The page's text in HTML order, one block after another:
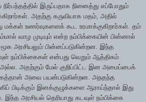
இருப்பதாக நினைத்து எப்போதும்
அதற்கு கருவியாக மதம், அதில்
மக்கள் உணர்வுகளைக் கூட உரமாக்குகிறார்கள். தம்
வாழ முடியும் என்ற நம்பிக்கையின் பின்னால்
அரசியலும் பின்னப்படுகின்றன. இந்த
நம்பிக்கைகள் என்பது வெறும் ஆத்திகம்
அதற்கும் மேல் குறிப்பிட்ட இன அமைப்பைக்
அவை பயன்படுகின்றன. அநதந்த
பிடிக்கும் இனக்குழுக்களை ஆராய்ந்தால் இது
இந்த அரசியல் தெரியாது கடவுள் நம்பிக்கை